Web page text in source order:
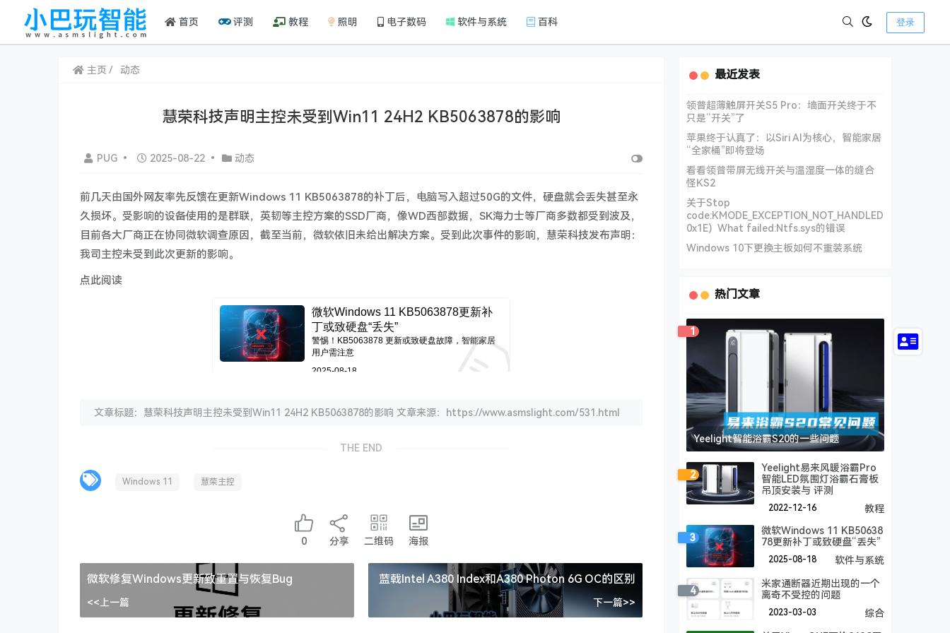
首页 评测 教程 照明 电子数码 软件与系统 百科 登录
主页 动态
慧荣科技声明主控未受到Win11 24H2 KB5063878的影响
PUG • 2025-08-22 • 动态
前几天由国外网友率先反馈在更新Windows 11 KB5063878的补丁后，电脑写入超过50G的文件，硬盘就会丢失甚至永
久损坏。受影响的设备使用的是群联，英韧等主控方案的SSD厂商，像WD西部数据，SK海力士等厂商多数都受到波及，
目前各大厂商正在协同微软调查原因，截至当前，微软依旧未给出解决方案。受到此次事件的影响，慧荣科技发布声明：
我司主控未受到此次更新的影响。
点此阅读
文章标题：慧荣科技声明主控未受到Win11 24H2 KB5063878的影响 文章来源：https://www.asmslight.com/531.html
THE END
Windows 11 慧荣主控
0 分享 二维码 海报
微软修复Windows更新致重置与恢复Bug
<<上一篇
蓝戟Intel A380 Index和A380 Photon 6G OC的区别
下一篇>>
最近发表
领普超薄触屏开关S5 Pro：墙面开关终于不
只是“开关”了
苹果终于认真了：以Siri AI为核心，智能家居
“全家桶”即将登场
看看领普带屏无线开关与温湿度一体的缝合
怪KS2
关于Stop
code:KMODE_EXCEPTION_NOT_HANDLED
0x1E) What failed:Ntfs.sys的错误
Windows 10下更换主板如何不重装系统
热门文章
1
Yeelight智能浴霸S20的一些问题
2
Yeelight易来风暖浴霸Pro
智能LED氛围灯浴霸石膏板
吊顶安装与 评测
2022-12-16 教程
3
微软Windows 11 KB50638
78更新补丁或致硬盘“丢失”
2025-08-18 软件与系统
4
米家通断器近期出现的一个
离奇不受控的问题
2023-03-03 综合